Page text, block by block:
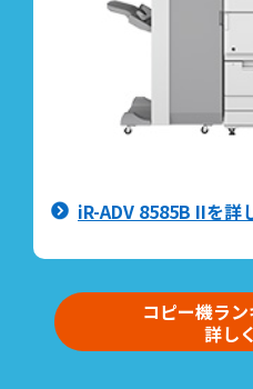
iR-ADV 8585B IIを詳
コピー機ラ
詳し